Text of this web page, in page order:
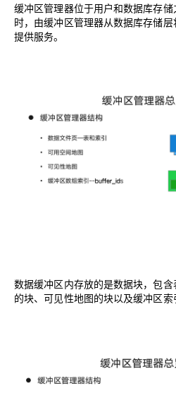
缓冲区管理器位于用户和数据库存
时，由缓冲区管理器从数据库存储
提供服务。
数据缓冲区内存放的是数据块，包
的块、可见性地图的块以及缓冲区索